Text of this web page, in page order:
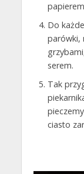
Do
parówki,
serem.
Tak
ciasto